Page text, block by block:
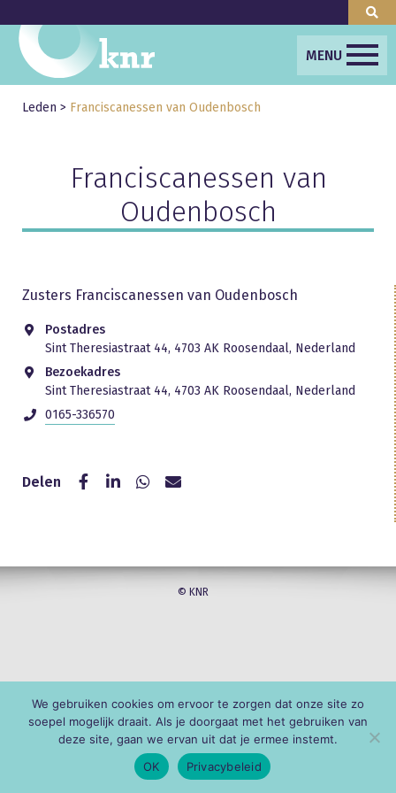
MENU
Leden > Franciscanessen van Oudenbosch
Franciscanessen van
Oudenbosch
Zusters Franciscanessen van Oudenbosch
Postadres
Sint Theresiastraat 44, 4703 AK Roosendaal, Nederland
Bezoekadres
Sint Theresiastraat 44, 4703 AK Roosendaal, Nederland
0165-336570
Delen
© KNR
We gebruiken cookies om ervoor te zorgen dat onze site zo
soepel mogelijk draait. Als je doorgaat met het gebruiken van
deze site, gaan we ervan uit dat je ermee instemt.
OK
Privacybeleid